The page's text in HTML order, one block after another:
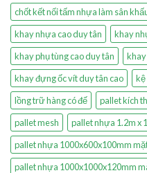
chốt kết nối tấm nhựa làm sân
khay nhựa cao duy tân
khay
khay phụ tùng cao duy tân
khay
khay đựng ốc vít duy tân cao
kệ
lồng trữ hàng có đế
pallet kích
pallet mesh
pallet nhựa 1.2m x
pallet nhựa 1000x600x100mm
pallet nhựa 1000x1000x120mm